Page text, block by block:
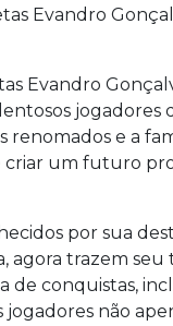
Evandro
Evandro
jogadores
renomados e a
um futuro
por sua
agora trazem
de conquistas,
jogadores não